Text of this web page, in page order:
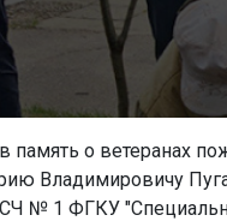
о ветеранах
Владимировичу
№ 1 ФГКУ